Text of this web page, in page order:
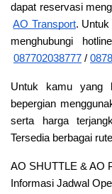
dapat reservasi
AO Transport. Untuk
menghubungi
087702038777 /
Untuk kamu yang
bepergian
serta harga
Tersedia berbagai
AO SHUTTLE & AO
Informasi Jadwal